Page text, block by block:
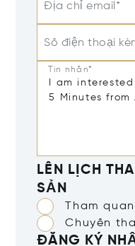
Địa chỉ email*
Số điện thoại
Tin nhắn*
LÊN LỊCH
SẢN
Tham
Chuyến
ĐĂNG KÝ